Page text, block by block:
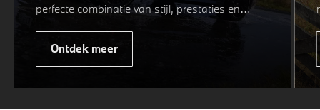
perfecte combinatie van stijl, prestaties en
veiligheid. Of u nu kiest voor een sportieve of
elegante look, onze winterwielen zijn
ontworpen om uw rijervaring te optimaliseren,
weersomstandigheden. Profiteer nu van15%
voordeel.
Ontdek meer